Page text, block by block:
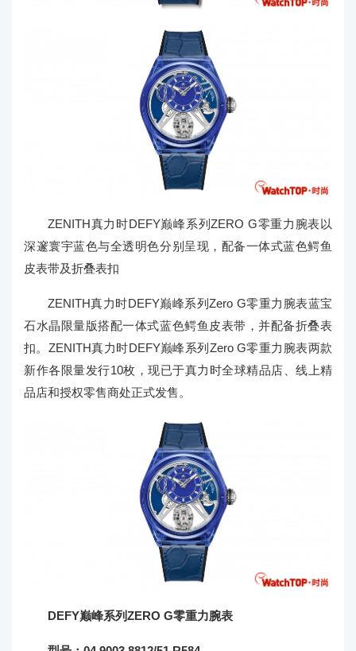
ZENITH真力时DEFY巅峰系列ZERO G零重力腕表以
深邃寰宇蓝色与全透明色分别呈现，配备一体式蓝色鳄鱼
皮表带及折叠表扣
ZENITH真力时DEFY巅峰系列Zero G零重力腕表蓝宝
石水晶限量版搭配一体式蓝色鳄鱼皮表带，并配备折叠表
扣。ZENITH真力时DEFY巅峰系列Zero G零重力腕表两款
新作各限量发行10枚，现已于真力时全球精品店、线上精
品店和授权零售商处正式发售。
DEFY巅峰系列ZERO G零重力腕表